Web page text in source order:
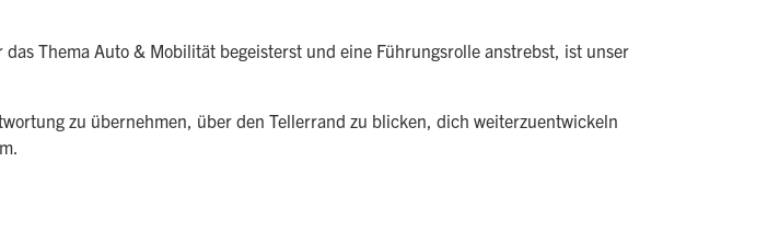
Thema Auto & Mobilität begeisterst und eine Führungsrolle anstrebst, ist unser
zu übernehmen, über den Tellerrand zu blicken, dich weiterzuentwickeln